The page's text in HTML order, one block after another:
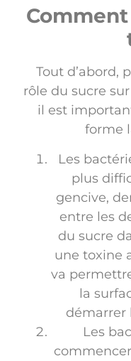
Tout d’abord,
rôle du sucre
il est
forme
Les
plus
gencive,
entre les
du sucre
une toxine
va
la
démarrer
Les